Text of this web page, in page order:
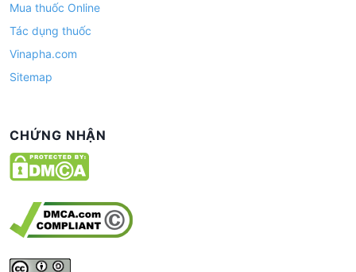
Mua thuốc Online
Tác dụng thuốc
Vinapha.com
Sitemap
CHỨNG NHẬN